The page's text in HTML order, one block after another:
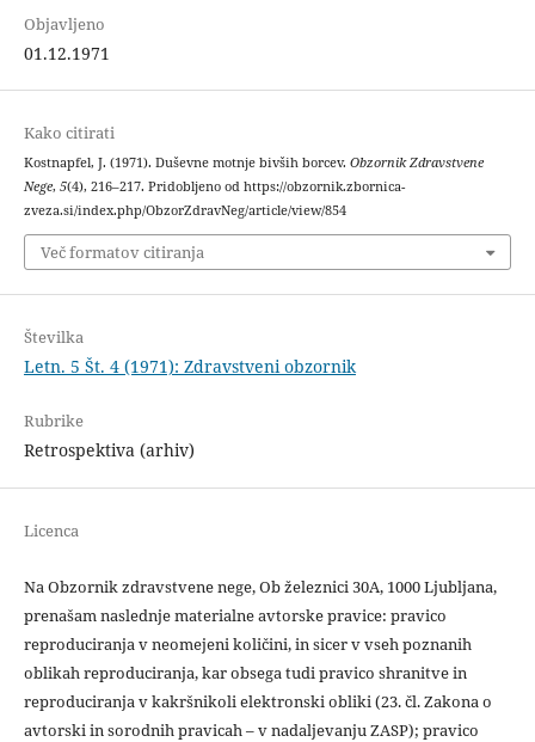
Objavljeno
01.12.1971
Kako citirati
Kostnapfel, J. (1971). Duševne motnje bivših borcev. Obzornik Zdravstvene
Nege, 5(4), 216–217. Pridobljeno od https://obzornik.zbornica-
zveza.si/index.php/ObzorZdravNeg/article/view/854
Več formatov citiranja
Številka
Letn. 5 Št. 4 (1971): Zdravstveni obzornik
Rubrike
Retrospektiva (arhiv)
Licenca
Na Obzornik zdravstvene nege, Ob železnici 30A, 1000 Ljubljana,
prenašam naslednje materialne avtorske pravice: pravico
reproduciranja v neomejeni količini, in sicer v vseh poznanih
oblikah reproduciranja, kar obsega tudi pravico shranitve in
reproduciranja v kakršnikoli elektronski obliki (23. čl. Zakona o
avtorski in sorodnih pravicah – v nadaljevanju ZASP); pravico